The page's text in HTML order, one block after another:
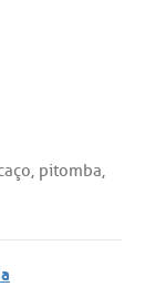
, pitomba,